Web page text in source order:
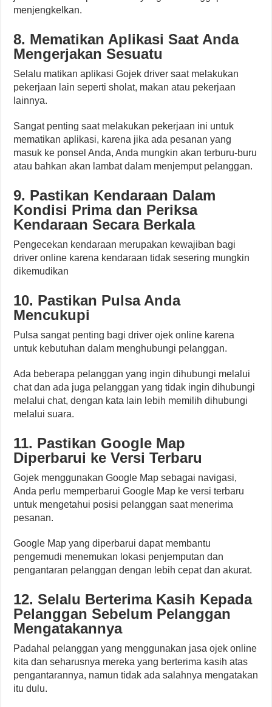
menjengkelkan.
8. Mematikan Aplikasi Saat Anda
Mengerjakan Sesuatu
Selalu matikan aplikasi Gojek driver saat melakukan
pekerjaan lain seperti sholat, makan atau pekerjaan
lainnya.
Sangat penting saat melakukan pekerjaan ini untuk
mematikan aplikasi, karena jika ada pesanan yang
masuk ke ponsel Anda, Anda mungkin akan terburu-buru
atau bahkan akan lambat dalam menjemput pelanggan.
9. Pastikan Kendaraan Dalam
Kondisi Prima dan Periksa
Kendaraan Secara Berkala
Pengecekan kendaraan merupakan kewajiban bagi
driver online karena kendaraan tidak sesering mungkin
dikemudikan
10. Pastikan Pulsa Anda
Mencukupi
Pulsa sangat penting bagi driver ojek online karena
untuk kebutuhan dalam menghubungi pelanggan.
Ada beberapa pelanggan yang ingin dihubungi melalui
chat dan ada juga pelanggan yang tidak ingin dihubungi
melalui chat, dengan kata lain lebih memilih dihubungi
melalui suara.
11. Pastikan Google Map
Diperbarui ke Versi Terbaru
Gojek menggunakan Google Map sebagai navigasi,
Anda perlu memperbarui Google Map ke versi terbaru
untuk mengetahui posisi pelanggan saat menerima
pesanan.
Google Map yang diperbarui dapat membantu
pengemudi menemukan lokasi penjemputan dan
pengantaran pelanggan dengan lebih cepat dan akurat.
12. Selalu Berterima Kasih Kepada
Pelanggan Sebelum Pelanggan
Mengatakannya
Padahal pelanggan yang menggunakan jasa ojek online
kita dan seharusnya mereka yang berterima kasih atas
pengantarannya, namun tidak ada salahnya mengatakan
itu dulu.